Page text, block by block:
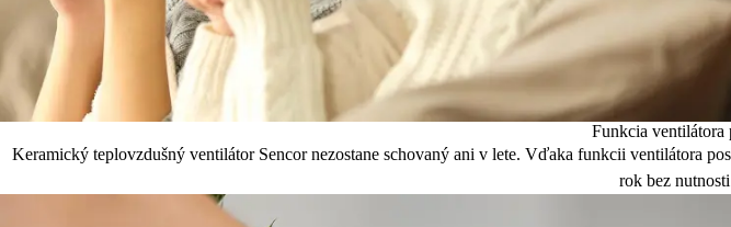
Funkcia ventilátora
Keramický teplovzdušný ventilátor Sencor nezostane schovaný ani v lete. Vďaka funkcii ventilátora
rok bez